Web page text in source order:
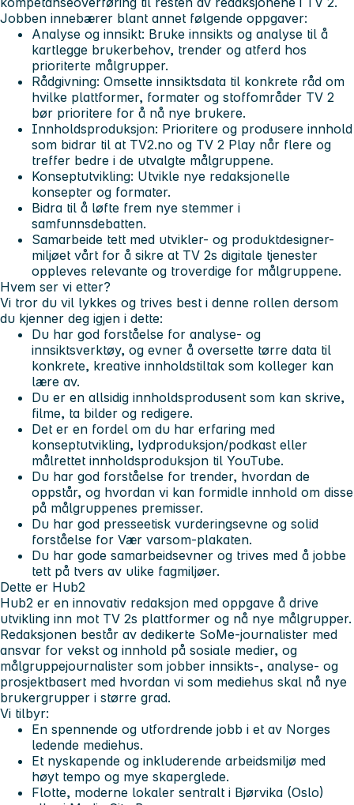
Jobben innebærer blant annet følgende oppgaver:
Analyse og innsikt: Bruke innsikts og analyse til å
kartlegge brukerbehov, trender og atferd hos
prioriterte målgrupper.
Rådgivning: Omsette innsiktsdata til konkrete råd om
hvilke plattformer, formater og stoffområder TV 2
bør prioritere for å nå nye brukere.
Innholdsproduksjon: Prioritere og produsere innhold
som bidrar til at TV2.no og TV 2 Play når flere og
treffer bedre i de utvalgte målgruppene.
Konseptutvikling: Utvikle nye redaksjonelle
konsepter og formater.
Bidra til å løfte frem nye stemmer i
samfunnsdebatten.
Samarbeide tett med utvikler- og produktdesigner-
miljøet vårt for å sikre at TV 2s digitale tjenester
oppleves relevante og troverdige for målgruppene.
Hvem ser vi etter?
Vi tror du vil lykkes og trives best i denne rollen dersom
du kjenner deg igjen i dette:
Du har god forståelse for analyse- og
innsiktsverktøy, og evner å oversette tørre data til
konkrete, kreative innholdstiltak som kolleger kan
lære av.
Du er en allsidig innholdsprodusent som kan skrive,
filme, ta bilder og redigere.
Det er en fordel om du har erfaring med
konseptutvikling, lydproduksjon/podkast eller
målrettet innholdsproduksjon til YouTube.
Du har god forståelse for trender, hvordan de
oppstår, og hvordan vi kan formidle innhold om disse
på målgruppenes premisser.
Du har god presseetisk vurderingsevne og solid
forståelse for Vær varsom-plakaten.
Du har gode samarbeidsevner og trives med å jobbe
tett på tvers av ulike fagmiljøer.
Dette er Hub2
Hub2 er en innovativ redaksjon med oppgave å drive
utvikling inn mot TV 2s plattformer og nå nye målgrupper.
Redaksjonen består av dedikerte SoMe-journalister med
ansvar for vekst og innhold på sosiale medier, og
målgruppejournalister som jobber innsikts-, analyse- og
prosjektbasert med hvordan vi som mediehus skal nå nye
brukergrupper i større grad.
Vi tilbyr:
En spennende og utfordrende jobb i et av Norges
ledende mediehus.
Et nyskapende og inkluderende arbeidsmiljø med
høyt tempo og mye skaperglede.
Flotte, moderne lokaler sentralt i Bjørvika (Oslo)